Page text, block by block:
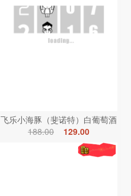
飞乐小海豚（斐诺特）白葡萄酒
188.00
129.00